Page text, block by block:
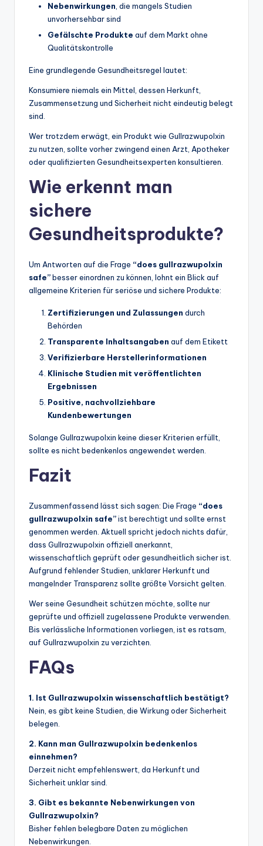
Nebenwirkungen , die mangels Studien
unvorhersehbar sind
Gefälschte Produkte auf dem Markt ohne
Qualitätskontrolle
Eine grundlegende Gesundheitsregel lautet:
Konsumiere niemals ein Mittel, dessen Herkunft,
Zusammensetzung und Sicherheit nicht eindeutig belegt
sind.
Wer trotzdem erwägt, ein Produkt wie Gullrazwupolxin
zu nutzen, sollte vorher zwingend einen Arzt, Apotheker
oder qualifizierten Gesundheitsexperten konsultieren.
Wie erkennt man
sichere
Gesundheitsprodukte?
Um Antworten auf die Frage “does gullrazwupolxin
safe”besser einordnen zu können, lohnt ein Blick auf
allgemeine Kriterien für seriöse und sichere Produkte:
Zertifizierungen und Zulassungen durch
Behörden
Transparente Inhaltsangaben auf dem Etikett
Verifizierbare Herstellerinformationen
Klinische Studien mit veröffentlichten
Ergebnissen
Positive, nachvollziehbare
Kundenbewertungen
Solange Gullrazwupolxin keine dieser Kriterien erfüllt,
sollte es nicht bedenkenlos angewendet werden.
Fazit
Zusammenfassend lässt sich sagen: Die Frage “does
gullrazwupolxin safe”ist berechtigt und sollte ernst
genommen werden. Aktuell spricht jedoch nichts dafür,
dass Gullrazwupolxin offiziell anerkannt,
wissenschaftlich geprüft oder gesundheitlich sicher ist.
Aufgrund fehlender Studien, unklarer Herkunft und
mangelnder Transparenz sollte größte Vorsicht gelten.
Wer seine Gesundheit schützen möchte, sollte nur
geprüfte und offiziell zugelassene Produkte verwenden.
Bis verlässliche Informationen vorliegen, ist es ratsam,
auf Gullrazwupolxin zu verzichten.
FAQs
1. Ist Gullrazwupolxin wissenschaftlich bestätigt?
Nein, es gibt keine Studien, die Wirkung oder Sicherheit
belegen.
2. Kann man Gullrazwupolxin bedenkenlos
einnehmen?
Derzeit nicht empfehlenswert, da Herkunft und
Sicherheit unklar sind.
3. Gibt es bekannte Nebenwirkungen von
Gullrazwupolxin?
Bisher fehlen belegbare Daten zu möglichen
Nebenwirkungen.